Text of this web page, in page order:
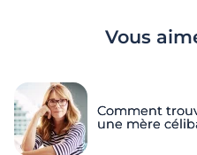
Vous
Comment
une mère